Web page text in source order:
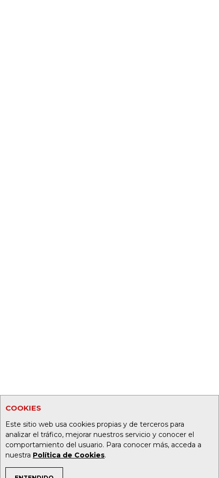
COOKIES
Este sitio web usa cookies propias y de terceros para
analizar el tráfico, mejorar nuestros servicio y conocer el
comportamiento del usuario. Para conocer más, acceda a
nuestra Política de Cookies.